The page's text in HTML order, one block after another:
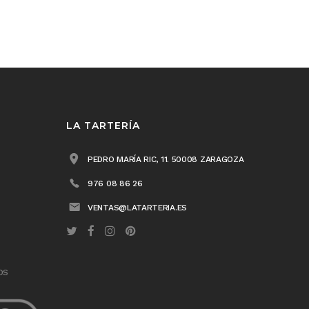
LA TARTERÍA
PEDRO MARÍA RIC, 11. 50008 ZARAGOZA
976 08 86 26
VENTAS@LATARTERIA.ES